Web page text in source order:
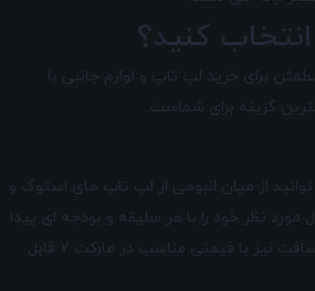
برای خرید لپ تاپ و لوازم جانبی با
مارکت7، می توانید از میان انبوهی از لپ تاپ های استوک و
مورد نظر خود را با هر سلیقه و بودجه ای پیدا
کنید. سرفیس های مایکروسافت نیز با قیمتی مناسب در مارکت 7 قابل